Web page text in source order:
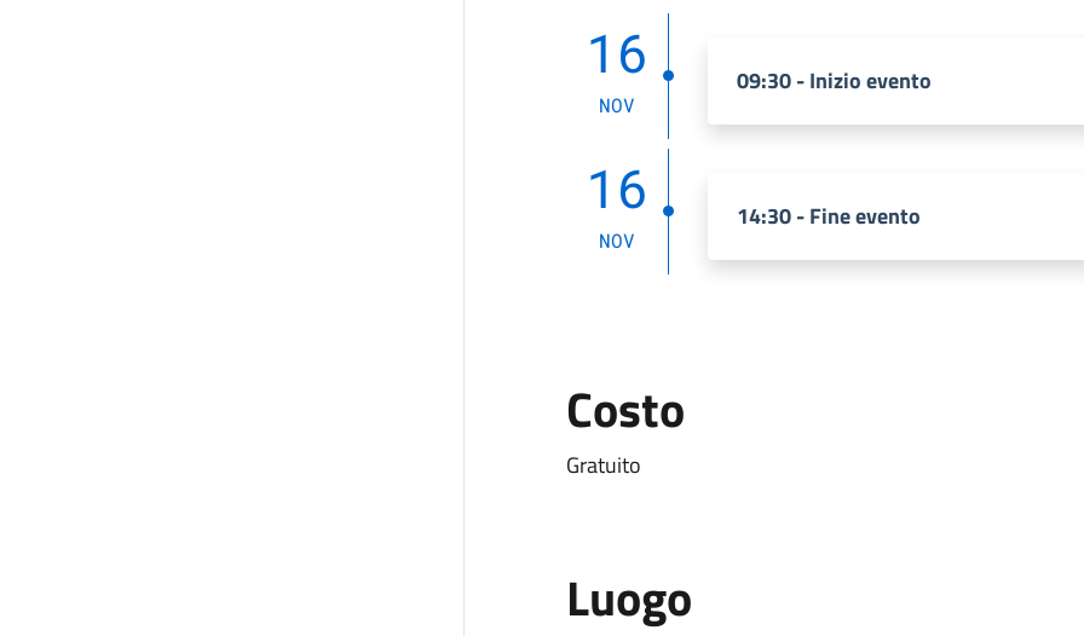
16
NOV
09:30 - Inizio evento
16
NOV
14:30 - Fine evento
Costo
Gratuito
Luogo